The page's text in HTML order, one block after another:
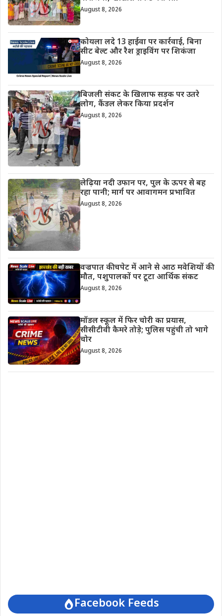
August 8, 2026
कोयला लदे 13 हाईवा पर कार्रवाई, बिना
सीट बेल्ट और रैश ड्राइविंग पर शिकंजा
August 8, 2026
बिजली संकट के खिलाफ सड़क पर उतरे
लोग, कैंडल लेकर किया प्रदर्शन
August 8, 2026
लेढ़िया नदी उफान पर, पुल के ऊपर से बह
रहा पानी; मार्ग पर आवागमन प्रभावित
August 8, 2026
वज्रपात की चपेट में आने से आठ मवेशियों की
मौत, पशुपालकों पर टूटा आर्थिक संकट
August 8, 2026
मॉडल स्कूल में फिर चोरी का प्रयास,
सीसीटीवी कैमरे तोड़े; पुलिस पहुंची तो भागे
चोर
August 8, 2026
Facebook Feeds